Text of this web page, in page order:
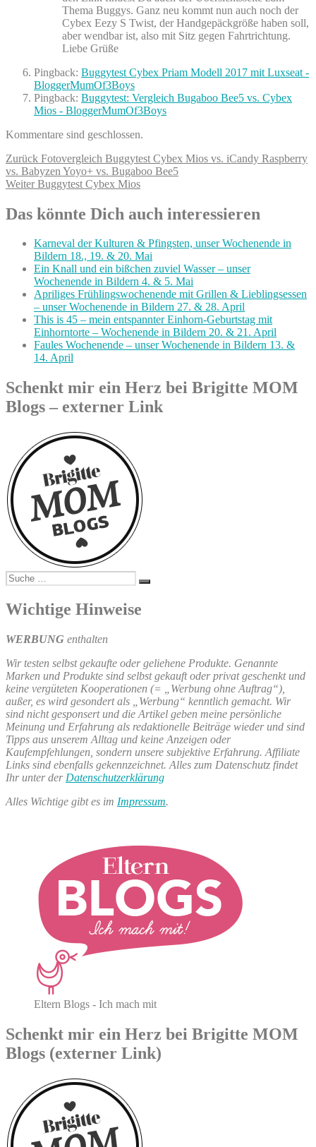
Thema Buggys. Ganz neu kommt nun auch noch der
Cybex Eezy S Twist, der Handgepäckgröße haben soll,
aber wendbar ist, also mit Sitz gegen Fahrtrichtung.
Liebe Grüße
Pingback: Buggytest Cybex Priam Modell 2017 mit Luxseat -
BloggerMumOf3Boys
Pingback: Buggytest: Vergleich Bugaboo Bee5 vs. Cybex
Mios - BloggerMumOf3Boys
Kommentare sind geschlossen.
Beitragsnavigation
Zurück Vorheriger
Beitrag:
Fotovergleich Buggytest Cybex Mios vs. iCandy Raspberry
vs. Babyzen Yoyo+ vs. Bugaboo Bee5
Weiter Nächster
Buggytest Cybex Mios
Das könnte Dich auch interessieren
Karneval der Kulturen & Pfingsten, unser Wochenende in
Bildern 18., 19. & 20. Mai
Ein Knall und ein bißchen zuviel Wasser – unser
Wochenende in Bildern 4. & 5. Mai
Apriliges Frühlingswochenende mit Grillen & Lieblingsessen
– unser Wochenende in Bildern 27. & 28. April
This is 45 – mein entspannter Einhorn-Geburtstag mit
Einhorntorte – Wochenende in Bildern 20. & 21. April
Faules Wochenende – unser Wochenende in Bildern 13. &
14. April
Schenkt mir ein Herz bei Brigitte MOM
Blogs – externer Link
Suche
nach:
Suchen
Wichtige Hinweise
WERBUNG enthalten
Wir testen selbst gekaufte oder geliehene Produkte. Genannte
Marken und Produkte sind selbst gekauft oder privat geschenkt und
keine vergüteten Kooperationen (= „Werbung ohne Auftrag“),
außer, es wird gesondert als „Werbung“ kenntlich gemacht. Wir
sind nicht gesponsert und die Artikel geben meine persönliche
Meinung und Erfahrung als redaktionelle Beiträge wieder und sind
Tipps aus unserem Alltag und keine Anzeigen oder
Kaufempfehlungen, sondern unsere subjektive Erfahrung. Affiliate
Links sind ebenfalls gekennzeichnet. Alles zum Datenschutz findet
Ihr unter der Datenschutzerklärung
Alles Wichtige gibt es im Impressum.
Eltern Blogs - Ich mach mit
Schenkt mir ein Herz bei Brigitte MOM
Blogs (externer Link)